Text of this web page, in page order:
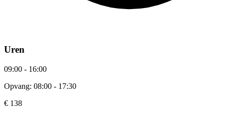
Uren
09:00 - 16:00
Opvang: 08:00 - 17:30
€ 138